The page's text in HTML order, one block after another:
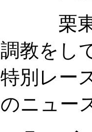
栗東・
調教をし
特別レー
のニュー